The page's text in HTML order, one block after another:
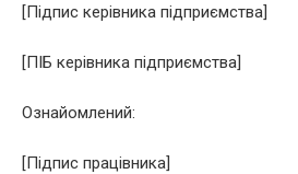
[Підпис керівника підприємства]
[ПІБ керівника підприємства]
Ознайомлений:
[Підпис працівника]